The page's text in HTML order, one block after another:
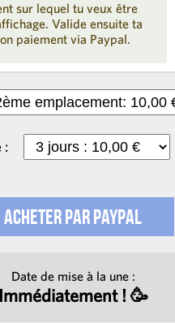
sur lequel tu veux être
Valide ensuite ta
paiement via Paypal.
:
Date de mise à la une :
Immédiatement ! 🥳